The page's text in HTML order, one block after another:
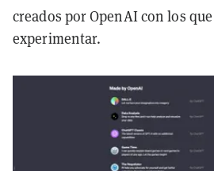
creados por OpenAI con los
experimentar.